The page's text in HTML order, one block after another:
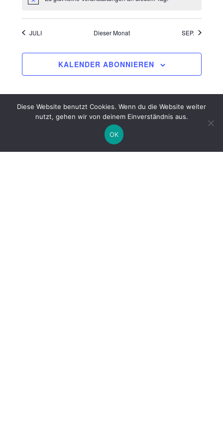
JULI Dieser Monat SEP.
KALENDER ABONNIEREN
Diese Website benutzt Cookies. Wenn du die Website weiter
nutzt, gehen wir von deinem Einverständnis aus.
OK